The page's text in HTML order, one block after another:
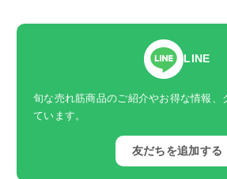
LINE
旬な売れ筋商品のご紹介やお得な情報、
ています。
友だちを追加する